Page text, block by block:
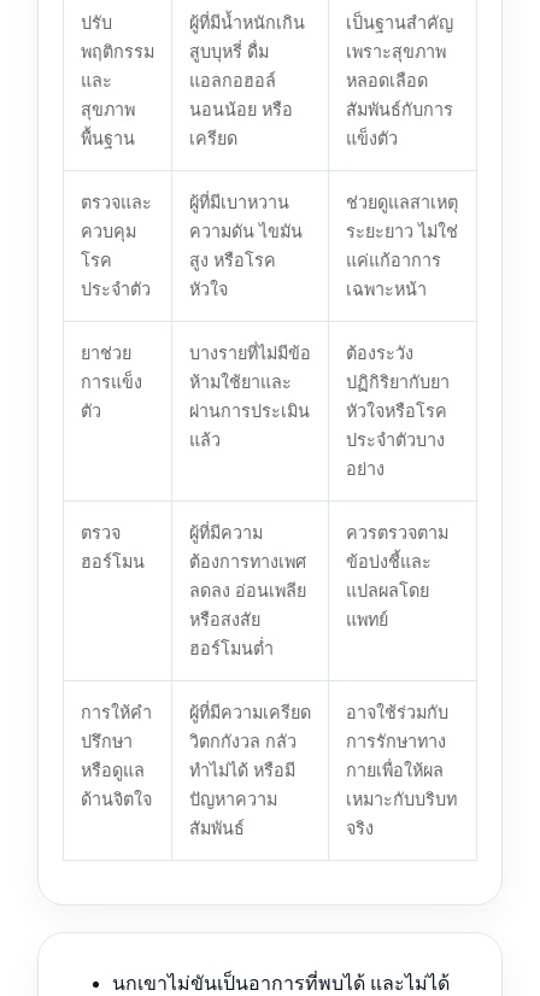
ปรับ
พฤติกรรม
และ
สุขภาพ
พื้นฐาน
ผู้ที่มีน้ำหนักเกิน
สูบบุหรี่ ดื่ม
แอลกอฮอล์
นอนน้อย หรือ
เครียด
เป็นฐานสำคัญ
เพราะสุขภาพ
หลอดเลือด
สัมพันธ์กับการ
แข็งตัว
ตรวจและ
ควบคุม
โรค
ประจำตัว
ผู้ที่มีเบาหวาน
ความดัน ไขมัน
สูง หรือโรค
หัวใจ
ช่วยดูแลสาเหตุ
ระยะยาว ไม่ใช่
แค่แก้อาการ
เฉพาะหน้า
ยาช่วย
การแข็ง
ตัว
บางรายที่ไม่มีข้อ
ห้ามใช้ยาและ
ผ่านการประเมิน
แล้ว
ต้องระวัง
ปฏิกิริยากับยา
หัวใจหรือโรค
ประจำตัวบาง
อย่าง
ตรวจ
ฮอร์โมน
ผู้ที่มีความ
ต้องการทางเพศ
ลดลง อ่อนเพลีย
หรือสงสัย
ฮอร์โมนต่ำ
ควรตรวจตาม
ข้อบ่งชี้และ
แปลผลโดย
แพทย์
การให้คำ
ปรึกษา
หรือดูแล
ด้านจิตใจ
ผู้ที่มีความเครียด
วิตกกังวล กลัว
ทำไม่ได้ หรือมี
ปัญหาความ
สัมพันธ์
อาจใช้ร่วมกับ
การรักษาทาง
กายเพื่อให้ผล
เหมาะกับบริบท
จริง
นกเขาไม่ขันเป็นอาการที่พบได้ และไม่ได้